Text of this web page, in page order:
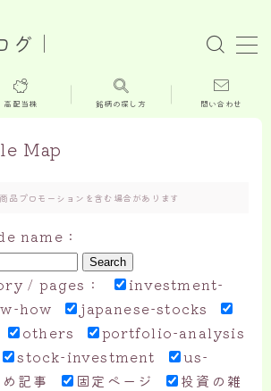
｜
高配当株 銘柄の探し方 問い合わせ
Map
品プロモーションを含む場合があります
name :
Search
/ pages :
investment-
how
japanese-stocks
others
portfolio-analysis
stock-investment
us-
記事 固定ページ
投資の雑